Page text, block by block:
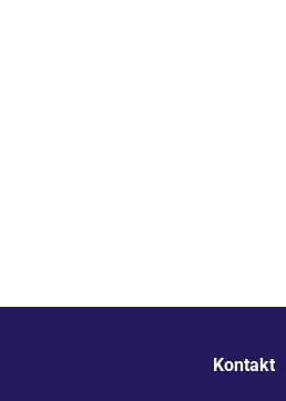
Kontakt